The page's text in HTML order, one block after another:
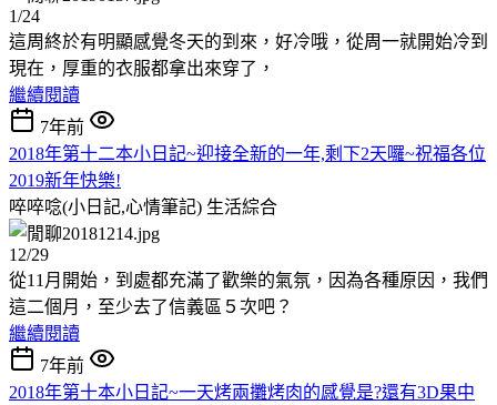
1/24
這周終於有明顯感覺冬天的到來，好冷哦，從周一就開始冷到
現在，厚重的衣服都拿出來穿了，
繼續閱讀
7年前
2018年第十二本小日記~迎接全新的一年,剩下2天囉~祝福各位
2019新年快樂!
啐啐唸(小日記,心情筆記) 生活綜合
12/29
從11月開始，到處都充滿了歡樂的氣氛，因為各種原因，我們
這二個月，至少去了信義區５次吧？
繼續閱讀
7年前
2018年第十本小日記~一天烤兩攤烤肉的感覺是?還有3D果中